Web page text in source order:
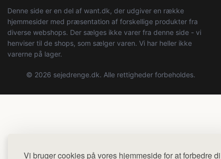
Vi bruger cookies på vores hjemmeside for at forbedre
Denne side er en del af want.dk, der udgiver en række
hjemmesider med præsentation af forskellige produkter fra
diverse webshops. Der sælges ikke varer fra denne side - vi
henviser til de shops, som sælger varen. Vi har heller ikke
varerne på lager.
© 2026 sejedrenge.dk. Alle rettigheder forbeholdes.